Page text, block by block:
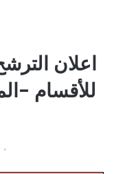
اعلان
للأقسام -